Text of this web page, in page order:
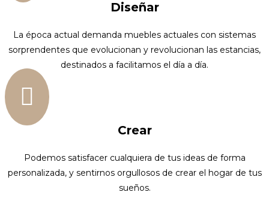
Diseñar
La época actual demanda muebles actuales con sistemas
sorprendentes que evolucionan y revolucionan las estancias,
destinados a facilitamos el día a día.

Crear
Podemos satisfacer cualquiera de tus ideas de forma
personalizada, y sentirnos orgullosos de crear el hogar de tus
sueños.